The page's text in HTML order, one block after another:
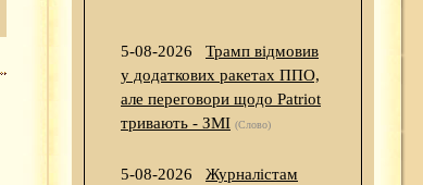
5-08-2026
Трамп відмовив
у додаткових ракетах ППО,
але переговори щодо Patriot
тривають - ЗМІ (Слово)
5-08-2026
Журналістам